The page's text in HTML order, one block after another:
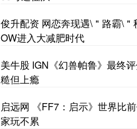
俊升配资 网恋奔现遇\＂路霸\
OW进入大减肥时代
美牛股 IGN《幻兽帕鲁》最终
糙但上瘾
启远网 《FF7：启示》世界比
家玩不累